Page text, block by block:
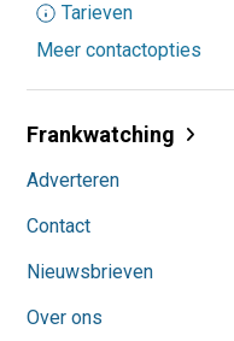
Tarieven
Meer contactopties
Frankwatching
Adverteren
Contact
Nieuwsbrieven
Over ons